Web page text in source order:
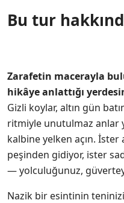
Bu tur
Zarafetin macerayla
hikâye anlattığı
Gizli koylar, altın gün
ritmiyle unutulmaz anlar
kalbine yelken açın.
peşinden gidiyor, ister
— yolculuğunuz,
Nazik bir esintinin